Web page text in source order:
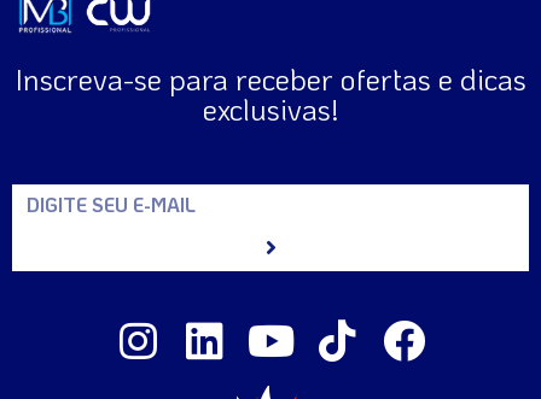
Inscreva-se para receber ofertas e dicas
exclusivas!